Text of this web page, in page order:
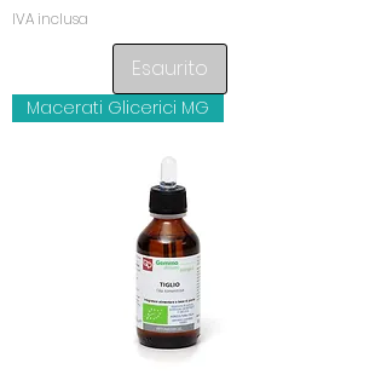
IVA inclusa
Esaurito
Macerati Glicerici MG